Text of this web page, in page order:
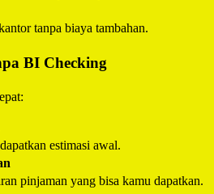
tanpa biaya tambahan.
BI Checking
estimasi awal.
pinjaman yang bisa kamu dapatkan.